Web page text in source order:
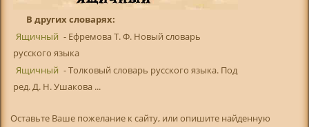
В других словарях:
Ящичный - Ефремова Т. Ф. Новый словарь
русского языка
Ящичный - Толковый словарь русского языка. Под
ред. Д. Н. Ушакова ...
Оставьте Ваше пожелание к сайту, или опишите найденную